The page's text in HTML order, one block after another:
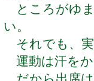
ところがゆ
い。
それでも、
運動は汗を